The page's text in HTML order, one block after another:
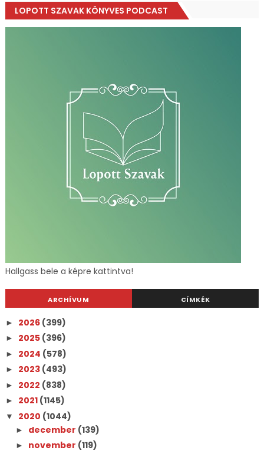
LOPOTT SZAVAK KÖNYVES PODCAST
Hallgass bele a képre kattintva!
ARCHÍVUM CÍMKÉK
► 2026 (399)
► 2025 (396)
► 2024 (578)
► 2023 (493)
► 2022 (838)
► 2021 (1145)
▼ 2020 (1044)
► december (139)
► november (119)